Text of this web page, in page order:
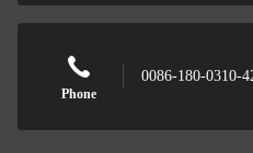
Phone
0086-180-0310-